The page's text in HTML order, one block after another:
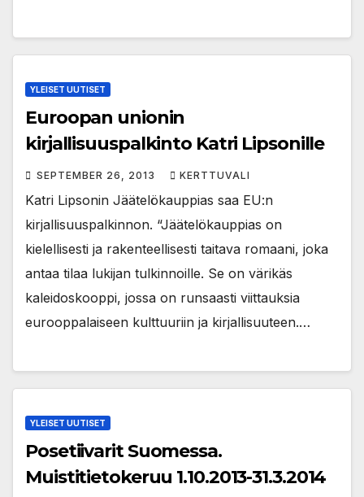
YLEISET UUTISET
Euroopan unionin
kirjallisuuspalkinto Katri Lipsonille
SEPTEMBER 26, 2013 KERTTUVALI
Katri Lipsonin Jäätelökauppias saa EU:n
kirjallisuuspalkinnon. “Jäätelökauppias on
kielellisesti ja rakenteellisesti taitava romaani, joka
antaa tilaa lukijan tulkinnoille. Se on värikäs
kaleidoskooppi, jossa on runsaasti viittauksia
eurooppalaiseen kulttuuriin ja kirjallisuuteen.…
YLEISET UUTISET
Posetiivarit Suomessa.
Muistitietokeruu 1.10.2013-31.3.2014